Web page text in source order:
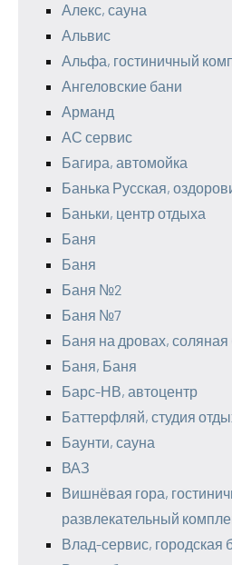
Алекс, сауна
Альвис
Альфа, гостиничный
Ангеловские бани
Арманд
АС сервис
Багира, автомойка
Банька Русская,
Баньки, центр отдыха
Баня
Баня
Баня №2
Баня №7
Баня на дровах, соляная
Баня, Баня
Барс-НВ, автоцентр
Баттерфляй, студия
Баунти, сауна
ВАЗ
Вишнёвая гора,
развлекательный
Влад-сервис, городская